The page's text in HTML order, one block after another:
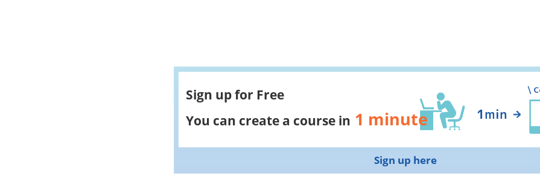
Sign up for Free
You can create a course in 1 minute
Sign up here